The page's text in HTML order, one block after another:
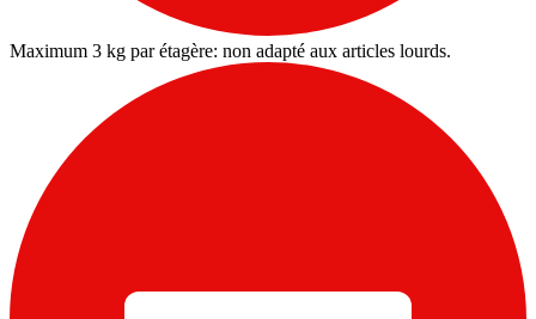
Maximum 3 kg par étagère: non adapté aux articles lourds.